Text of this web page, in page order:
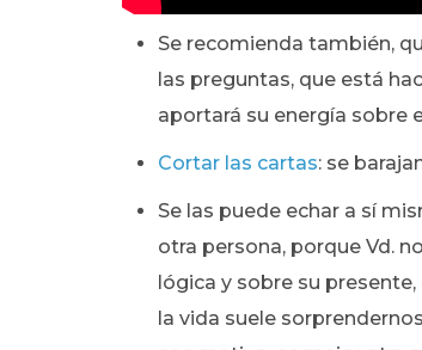
Se recomienda también,
las preguntas, que está
aportará su energía sobre
Cortar las cartas: se
Se las puede echar a sí
otra persona, porque Vd.
lógica y sobre su
la vida suele